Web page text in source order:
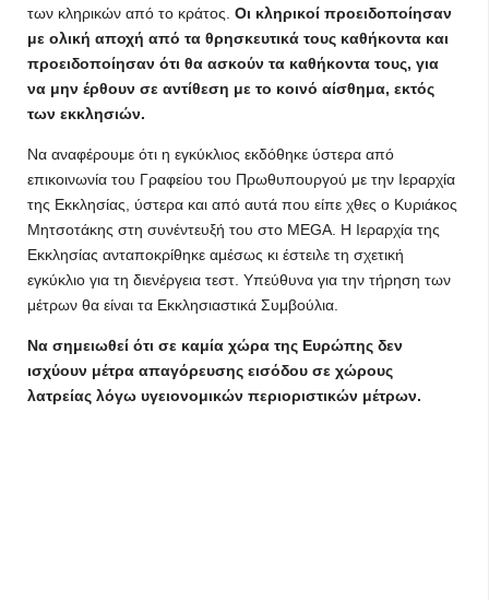
των κληρικών από το κράτος. Οι κληρικοί προειδοποίησαν
με ολική αποχή από τα θρησκευτικά τους καθήκοντα και
προειδοποίησαν ότι θα ασκούν τα καθήκοντα τους, για
να μην έρθουν σε αντίθεση με το κοινό αίσθημα, εκτός
των εκκλησιών.
Να αναφέρουμε ότι η εγκύκλιος εκδόθηκε ύστερα από
επικοινωνία του Γραφείου του Πρωθυπουργού με την Ιεραρχία
της Εκκλησίας, ύστερα και από αυτά που είπε χθες ο Κυριάκος
Μητσοτάκης στη συνέντευξή του στο MEGA. Η Ιεραρχία της
Εκκλησίας ανταποκρίθηκε αμέσως κι έστειλε τη σχετική
εγκύκλιο για τη διενέργεια τεστ. Υπεύθυνα για την τήρηση των
μέτρων θα είναι τα Εκκλησιαστικά Συμβούλια.
Να σημειωθεί ότι σε καμία χώρα της Ευρώπης δεν
ισχύουν μέτρα απαγόρευσης εισόδου σε χώρους
λατρείας λόγω υγειονομικών περιοριστικών μέτρων.